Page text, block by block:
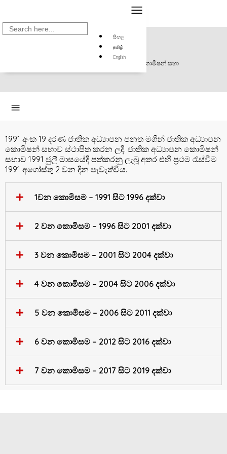
Search
for:
සිංහල
தமிழ்
English
පෙර කොමිෂන් සභා පෙර කොමිෂන් සභා
1991 අංක 19 දරණ ජාතික අධ්‍යාපන පනත මගින් ජාතික අධ්‍යාපන
කොමිෂන් සභාව ස්ථාපිත කරන ලදී. ජාතික අධ්‍යාපන කොමිෂන්
සභාව 1991 ජුලී මාසයේදී පත්කරනු ලැබූ අතර එහි ප්‍රථම රැස්වීම
1991 අගෝස්තු 2 වන දින පැවැත්වීය.
1වන කොමිසම – 1991 සිට 1996 දක්වා
2 වන කොමිසම – 1996 සිට 2001 දක්වා
3 වන කොමිසම – 2001 සිට 2004 දක්වා
4 වන කොමිසම – 2004 සිට 2006 දක්වා
5 වන කොමිසම – 2006 සිට 2011 දක්වා
6 වන කොමිසම – 2012 සිට 2016 දක්වා
7 වන කොමිසම – 2017 සිට 2019 දක්වා